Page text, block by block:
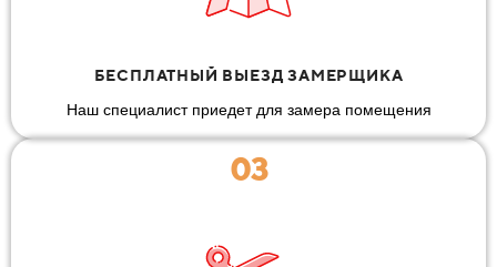
БЕСПЛАТНЫЙ ВЫЕЗД ЗАМЕРЩИКА
Наш специалист приедет для замера помещения
03